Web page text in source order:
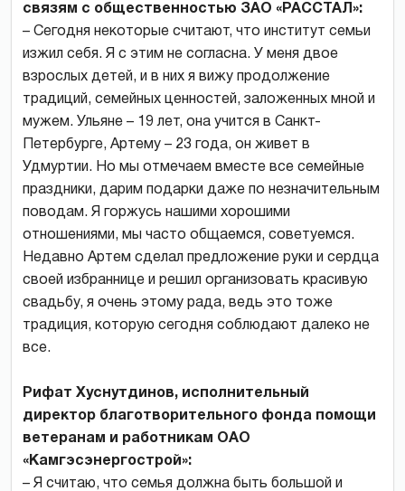
связям с общественностью ЗАО «РАССТАЛ»:
– Сегодня некоторые считают, что институт семьи
изжил себя. Я с этим не согласна. У меня двое
взрослых детей, и в них я вижу продолжение
традиций, семейных ценностей, заложенных мной и
мужем. Ульяне – 19 лет, она учится в Санкт-
Петербурге, Артему – 23 года, он живет в
Удмуртии. Но мы отмечаем вместе все семейные
праздники, дарим подарки даже по незначительным
поводам. Я горжусь нашими хорошими
отношениями, мы часто общаемся, советуемся.
Недавно Артем сделал предложение руки и сердца
своей избраннице и решил организовать красивую
свадьбу, я очень этому рада, ведь это тоже
традиция, которую сегодня соблюдают далеко не
все.
Рифат Хуснутдинов, исполнительный
директор благотворительного фонда помощи
ветеранам и работникам ОАО
«Камгэсэнергострой»:
– Я считаю, что семья должна быть большой и